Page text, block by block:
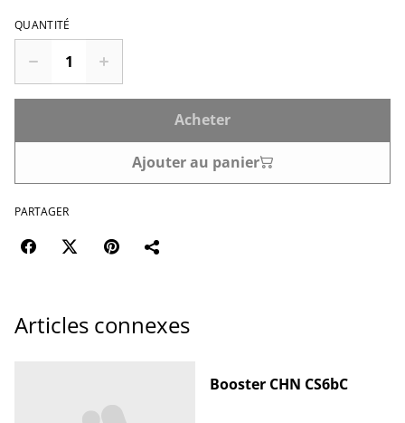
QUANTITÉ
Acheter
Ajouter au panier
PARTAGER
Articles connexes
Booster CHN CS6bC